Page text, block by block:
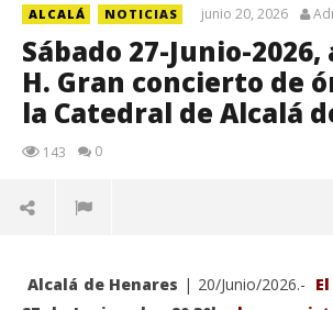
ALCALÁ NOTICIAS junio 20, 2026
Sábado 27-Junio-2026,
H. Gran concierto de
la Catedral de Alcalá
143 0
Alcalá de Henares | 20/Junio/2026.-